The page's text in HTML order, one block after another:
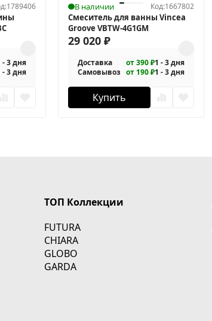
1789406
- 3 дня
- 3 дня
В наличии Код:1667802
Смеситель для ванны Vincea
Groove VBTW-4G1GM
29 020₽
Доставка от 390 ₽1 - 3 дня
Самовывоз от 190 ₽1 - 3 дня
Купить
ТОП Коллекции
FUTURA
CHIARA
GLOBO
GARDA